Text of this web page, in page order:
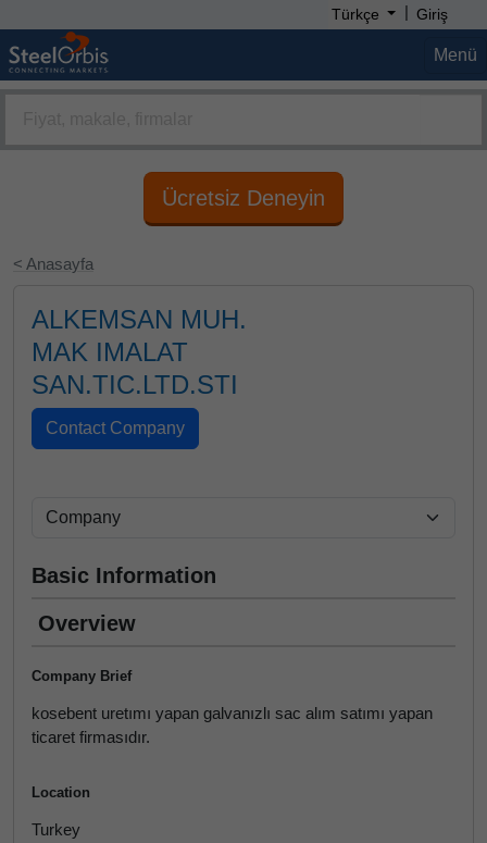
Türkçe | Giriş
Menü
Ücretsiz Deneyin
< Anasayfa
ALKEMSAN MUH.
MAK IMALAT
SAN.TIC.LTD.STI
Basic Information
Overview
Company Brief
kosebent uretımı yapan galvanızlı sac alım satımı yapan
ticaret firmasıdır.
Location
Turkey